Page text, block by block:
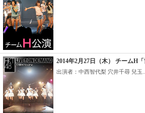
2014年2月27日（木） チームH
出演者：中西智代梨 穴井千尋 兒玉...